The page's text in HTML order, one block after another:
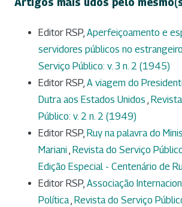
Editor RSP, Aperfeiçoamento e
servidores públicos no estrangeiro
Serviço Público: v. 3 n. 2 (1945)
Editor RSP, A viagem do
Dutra aos Estados Unidos ,
Público: v. 2 n. 2 (1949)
Editor RSP, Ruy na palavra do
Mariani, Revista do Serviço
Edição Especial - Centenário de
Editor RSP, Associação
Política, Revista do Serviço